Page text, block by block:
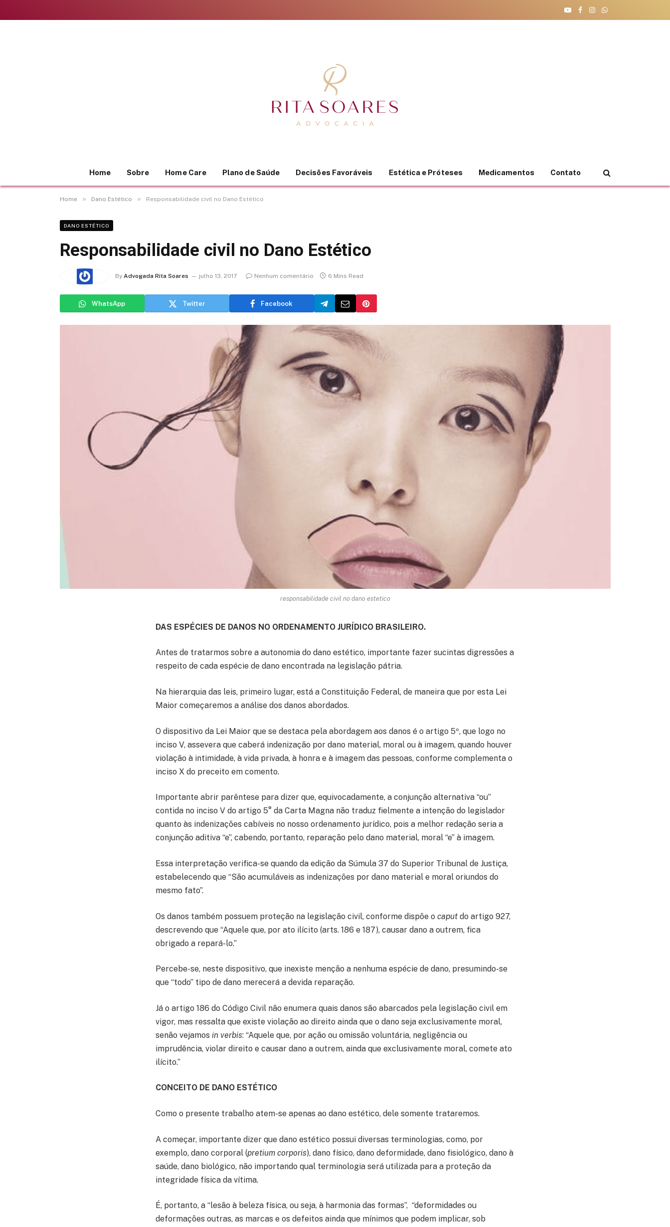
YouTube
Facebook
Instagram
WhatsApp
Home Sobre Home Care Plano de Saúde Decisões Favoráveis Estética e Próteses Medicamentos Contato
Home » Dano Estético » Responsabilidade civil no Dano Estético
DANO ESTÉTICO
Responsabilidade civil no Dano Estético
By Advogada Rita Soares julho 13, 2017 Nenhum comentário 6 Mins Read
WhatsApp Twitter Facebook
responsabilidade civil no dano estetico
DAS ESPÉCIES DE DANOS NO ORDENAMENTO JURÍDICO BRASILEIRO.
Antes de tratarmos sobre a autonomia do dano estético, importante fazer sucintas digressões a
respeito de cada espécie de dano encontrada na legislação pátria.
Na hierarquia das leis, primeiro lugar, está a Constituição Federal, de maneira que por esta Lei
Maior começaremos a análise dos danos abordados.
O dispositivo da Lei Maior que se destaca pela abordagem aos danos é o artigo 5º, que logo no
inciso V, assevera que caberá indenização por dano material, moral ou à imagem, quando houver
violação à intimidade, à vida privada, à honra e à imagem das pessoas, conforme complementa o
inciso X do preceito em comento.
Importante abrir parêntese para dizer que, equivocadamente, a conjunção alternativa “ou”
contida no inciso V do artigo 5° da Carta Magna não traduz fielmente a intenção do legislador
quanto às indenizações cabíveis no nosso ordenamento jurídico, pois a melhor redação seria a
conjunção aditiva “e”, cabendo, portanto, reparação pelo dano material, moral “e” à imagem.
Essa interpretação verifica-se quando da edição da Súmula 37 do Superior Tribunal de Justiça,
estabelecendo que “São acumuláveis as indenizações por dano material e moral oriundos do
mesmo fato”.
Os danos também possuem proteção na legislação civil, conforme dispõe o caput do artigo 927,
descrevendo que “Aquele que, por ato ilícito (arts. 186 e 187), causar dano a outrem, fica
obrigado a repará-lo.”
Percebe-se, neste dispositivo, que inexiste menção a nenhuma espécie de dano, presumindo-se
que “todo” tipo de dano merecerá a devida reparação.
Já o artigo 186 do Código Civil não enumera quais danos são abarcados pela legislação civil em
vigor, mas ressalta que existe violação ao direito ainda que o dano seja exclusivamente moral,
senão vejamos in verbis: “Aquele que, por ação ou omissão voluntária, negligência ou
imprudência, violar direito e causar dano a outrem, ainda que exclusivamente moral, comete ato
ilícito.”
CONCEITO DE DANO ESTÉTICO
Como o presente trabalho atem-se apenas ao dano estético, dele somente trataremos.
A começar, importante dizer que dano estético possui diversas terminologias, como, por
exemplo, dano corporal (pretium corporis), dano físico, dano deformidade, dano fisiológico, dano à
saúde, dano biológico, não importando qual terminologia será utilizada para a proteção da
integridade física da vítima.
É, portanto, a “lesão à beleza física, ou seja, à harmonia das formas”, “deformidades ou
deformações outras, as marcas e os defeitos ainda que mínimos que podem implicar, sob